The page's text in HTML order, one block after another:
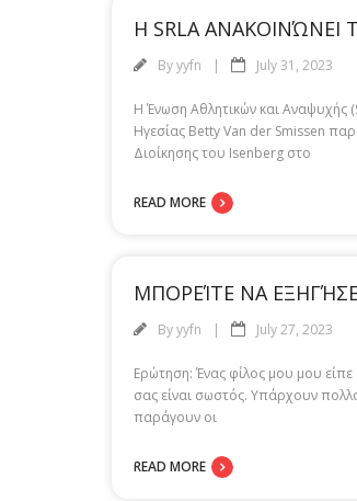
Η SRLA
Byyyfn July 31, 2023
Η Ένωση Αθλητικών και Αναψυχής
Ηγεσίας Betty Van der Smissen
Διοίκησης του Isenberg στο
READ MORE
ΜΠΟΡΕΊΤΕ ΝΑ
Byyyfn July 27, 2023
Ερώτηση: Ένας φίλος μου μου
σας είναι σωστός. Υπάρχουν
παράγουν οι
READ MORE